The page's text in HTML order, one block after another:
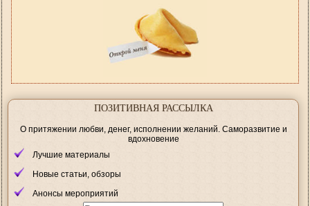
ПОЗИТИВНАЯ РАССЫЛКА
О притяжении любви, денег, исполнении желаний. Саморазвитие и
вдохновение
Лучшие материалы
Новые статьи, обзоры
Анонсы мероприятий